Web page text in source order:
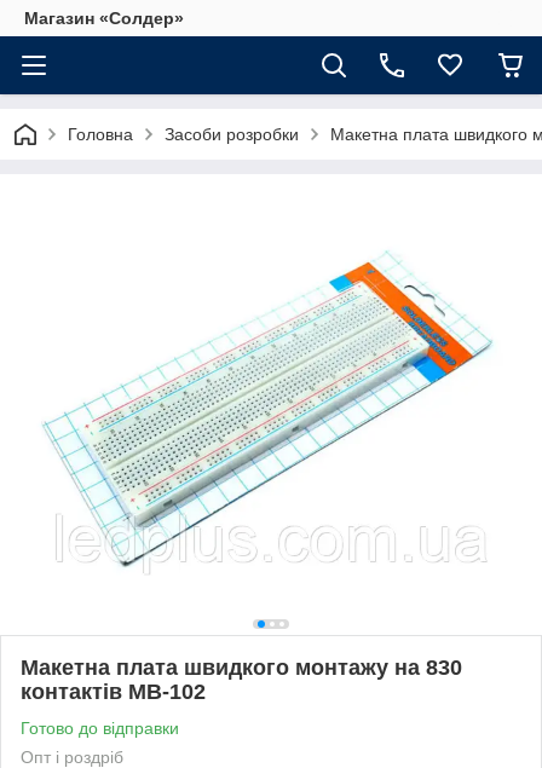
Магазин «Солдер»
Головна Засоби розробки Макетна плата швидкого
Макетна плата швидкого монтажу на 830
контактів MB-102
Готово до відправки
Опт і роздріб